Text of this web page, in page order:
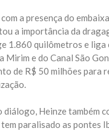
a presença do
a importância da
1.860 quilômetros e liga
Mirim e do Canal São
de R$ 50 milhões para
diálogo, Heinze também
tem paralisado as pontes